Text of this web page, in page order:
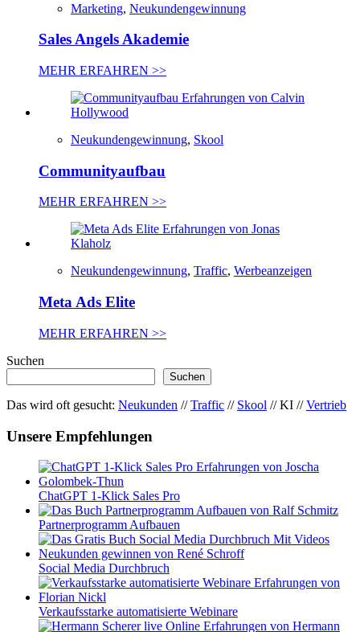
Marketing, Neukundengewinnung
Sales Angels Akademie
MEHR ERFAHREN >>
Neukundengewinnung, Skool
Communityaufbau
MEHR ERFAHREN >>
Neukundengewinnung, Traffic, Werbeanzeigen
Meta Ads Elite
MEHR ERFAHREN >>
Suchen
Suchen
Das wird oft gesucht: Neukunden //Traffic // Skool // KI //Vertrieb
Unsere Empfehlungen
ChatGPT 1-Klick Sales Pro
Partnerprogramm Aufbauen
Social Media Durchbruch
Verkaufsstarke automatisierte Webinare